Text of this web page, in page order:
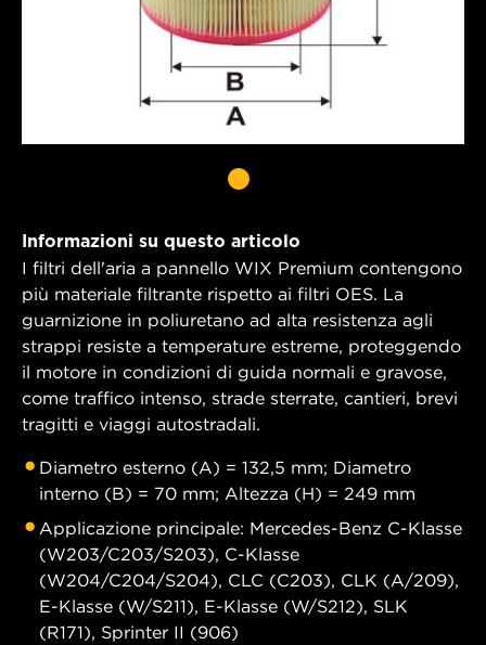
Informazioni su questo articolo
I filtri dell'aria a pannello WIX Premium contengono
più materiale filtrante rispetto ai filtri OES. La
guarnizione in poliuretano ad alta resistenza agli
strappi resiste a temperature estreme, proteggendo
il motore in condizioni di guida normali e gravose,
come traffico intenso, strade sterrate, cantieri, brevi
tragitti e viaggi autostradali.
Diametro esterno (A) = 132,5 mm; Diametro
interno (B) = 70 mm; Altezza (H) = 249 mm
Applicazione principale: Mercedes-Benz C-Klasse
(W203/C203/S203), C-Klasse
(W204/C204/S204), CLC (C203), CLK (A/209),
E-Klasse (W/S211), E-Klasse (W/S212), SLK
(R171), Sprinter II (906)